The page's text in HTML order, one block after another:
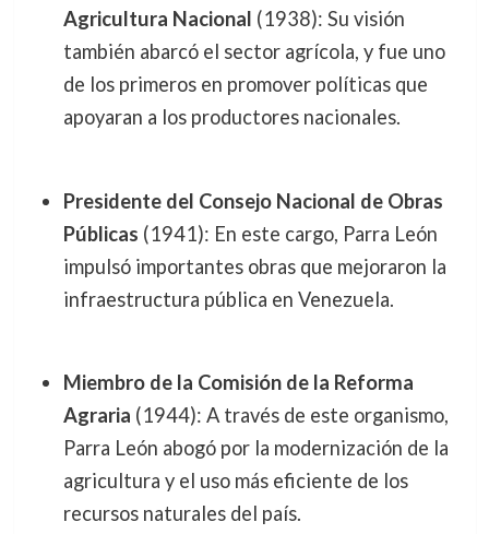
Agricultura Nacional (1938): Su visión
también abarcó el sector agrícola, y fue uno
de los primeros en promover políticas que
apoyaran a los productores nacionales.
Presidente del Consejo Nacional de Obras
Públicas (1941): En este cargo, Parra León
impulsó importantes obras que mejoraron la
infraestructura pública en Venezuela.
Miembro de la Comisión de la Reforma
Agraria (1944): A través de este organismo,
Parra León abogó por la modernización de la
agricultura y el uso más eficiente de los
recursos naturales del país.